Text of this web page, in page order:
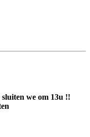
we om 13u !!